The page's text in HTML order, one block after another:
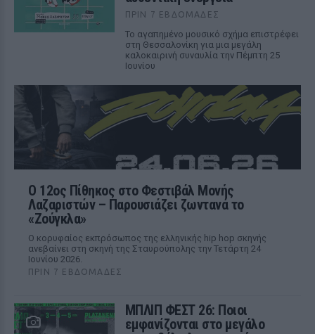
ΠΡΙΝ 7 ΕΒΔΟΜΆΔΕΣ
Το αγαπημένο μουσικό σχήμα επιστρέφει
στη Θεσσαλονίκη για μια μεγάλη
καλοκαιρινή συναυλία την Πέμπτη 25
Ιουνίου
Ο 12ος Πίθηκος στο Φεστιβάλ Μονής
Λαζαριστών – Παρουσιάζει ζωντανά το
«Ζούγκλα»
Ο κορυφαίος εκπρόσωπος της ελληνικής hip hop σκηνής
ανεβαίνει στη σκηνή της Σταυρούπολης την Τετάρτη 24
Ιουνίου 2026.
ΠΡΙΝ 7 ΕΒΔΟΜΆΔΕΣ
ΜΠΛΙΠ ΦΕΣΤ 26: Ποιοι
εμφανίζονται στο μεγάλο